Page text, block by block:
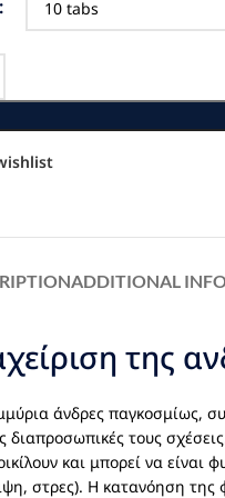
ADDITIONAL
της
άνδρες παγκοσμίως,
τους
και μπορεί να
στρες). Η κατανόηση